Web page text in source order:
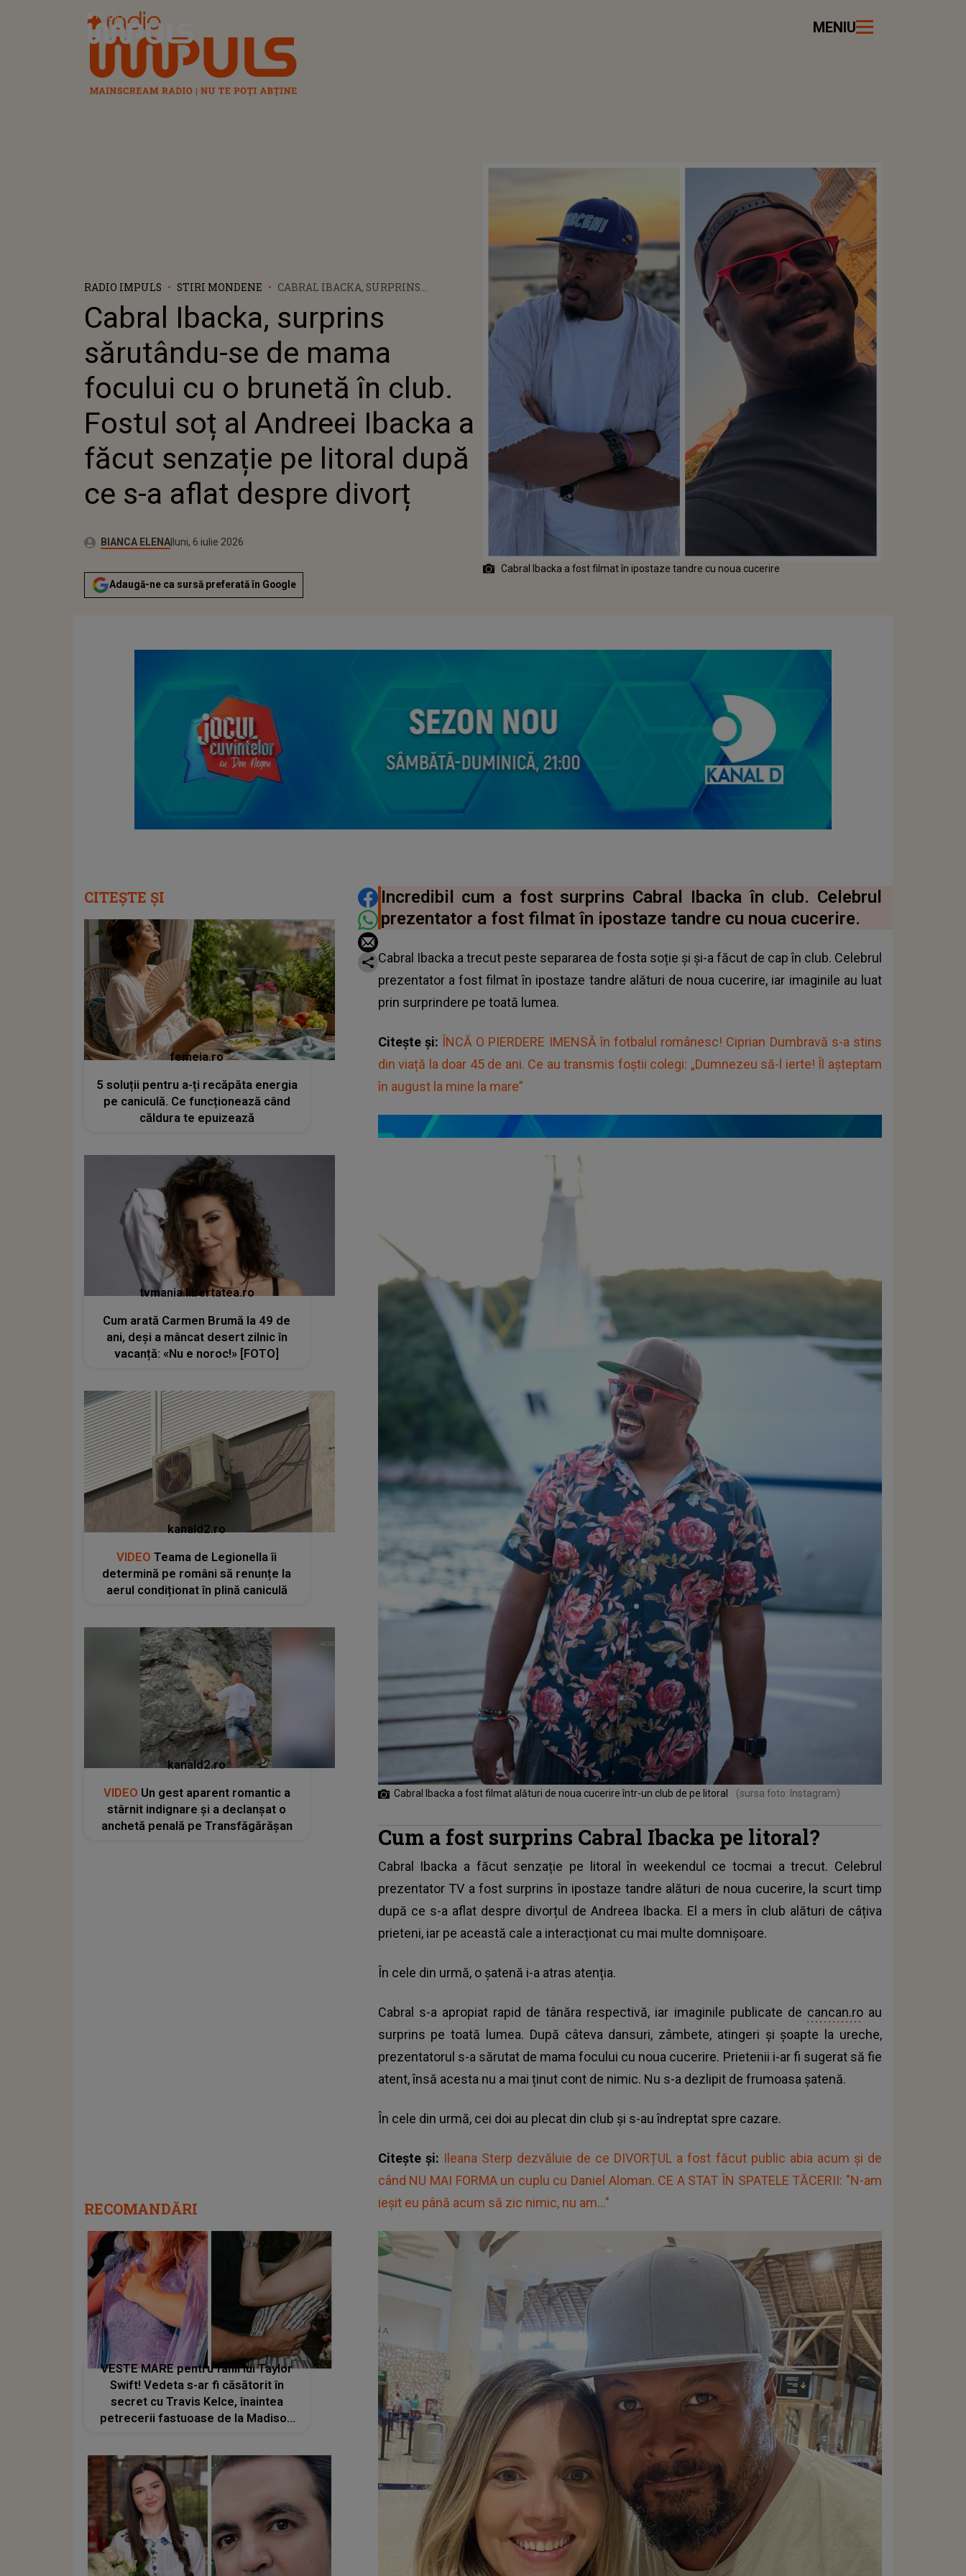
Radio Impuls MENIU
RADIO IMPULS STIRI MONDENE
CABRAL IBACKA, SURPRINS
O BRUNETĂ ÎN CLUB. FOSTUL SOȚ AL
ANDREEI IBACKA A FĂCUT SENZAȚIE
PE LITORAL DUPĂ CE S-A AFLAT DESPRE
DIVORȚ
Cabral Ibacka, surprins
sărutându-se de mama
focului cu o brunetă în club.
Fostul soț al Andreei Ibacka a
făcut senzație pe litoral după
ce s-a aflat despre divorț
Autor:BIANCA ELENAPublicat:
luni, 6 iulie 2026
Actualizat:
luni, 6 iulie 2026
Adaugă-ne ca sursă preferată în Google
Cabral Ibacka a fost filmat în ipostaze tandre cu noua cucerire
DISTRIBUIE ARTICOLUL
Incredibil cum a fost surprins Cabral Ibacka în club. Celebrul
prezentator a fost filmat în ipostaze tandre cu noua cucerire.
Cabral Ibacka a trecut peste separarea de fosta soție și și-a făcut de cap în club. Celebrul
prezentator a fost filmat în ipostaze tandre alături de noua cucerire, iar imaginile au luat
prin surprindere pe toată lumea.
Citește și:ÎNCĂ O PIERDERE IMENSĂ în fotbalul românesc! Ciprian Dumbravă s-a stins
din viață la doar 45 de ani. Ce au transmis foștii colegi: „Dumnezeu să-l ierte! Îl așteptam
în august la mine la mare”
Cabral Ibacka a fost filmat alături de noua cucerire într-un club de pe litoral (sursa foto: Instagram)
Cum a fost surprins Cabral Ibacka pe litoral?
Cabral Ibacka a făcut senzație pe litoral în weekendul ce tocmai a trecut. Celebrul
prezentator TV a fost surprins în ipostaze tandre alături de noua cucerire, la scurt timp
după ce s-a aflat despre divorțul de Andreea Ibacka. El a mers în club alături de câțiva
prieteni, iar pe această cale a interacționat cu mai multe domnișoare.
În cele din urmă, o șatenă i-a atras atenția.
Cabral s-a apropiat rapid de tânăra respectivă, iar imaginile publicate de cancan.roau
surprins pe toată lumea. După câteva dansuri, zâmbete, atingeri și șoapte la ureche,
prezentatorul s-a sărutat de mama focului cu noua cucerire. Prietenii i-ar fi sugerat să fie
atent, însă acesta nu a mai ținut cont de nimic. Nu s-a dezlipit de frumoasa șatenă.
În cele din urmă, cei doi au plecat din club și s-au îndreptat spre cazare.
Citește și: Ileana Sterp dezvăluie de ce DIVORȚUL a fost făcut public abia acum și de
când NU MAI FORMA un cuplu cu Daniel Aloman. CE A STAT ÎN SPATELE TĂCERII: "N-am
ieșit eu până acum să zic nimic, nu am..."
CITEȘTE ȘI
femeia.ro
5 soluții pentru a-ți recăpăta energia
pe caniculă. Ce funcționează când
căldura te epuizează
tvmania.libertatea.ro
Cum arată Carmen Brumă la 49 de
ani, deși a mâncat desert zilnic în
vacanță: «Nu e noroc!» [FOTO]
kanald2.ro
VIDEO Teama de Legionella îi
determină pe români să renunțe la
aerul condiționat în plină caniculă
kanald2.ro
VIDEO Un gest aparent romantic a
stârnit indignare și a declanșat o
anchetă penală pe Transfăgărășan
RECOMANDĂRI
VESTE MARE pentru fanii lui Taylor
Swift! Vedeta s-ar fi căsătorit în
secret cu Travis Kelce, înaintea
petrecerii fastuoase de la Madison